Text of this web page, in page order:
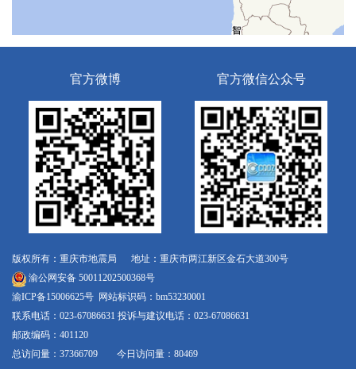
官方微博 官方微信公众号
版权所有：重庆市地震局 地址：重庆市两江新区金石大道300号
渝公网安备 50011202500368号
渝ICP备15006625号 网站标识码：bm53230001
联系电话：023-67086631 投诉与建议电话：023-67086631
邮政编码：401120
总访问量：37366709 今日访问量：80469